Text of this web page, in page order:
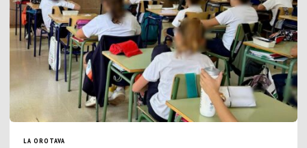
LA OROTAVA